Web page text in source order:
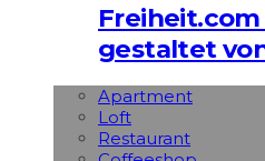
gestaltet
Apart­ment
Loft
Restaurant